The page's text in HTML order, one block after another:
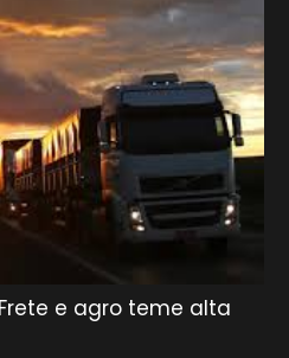
e agro teme alta